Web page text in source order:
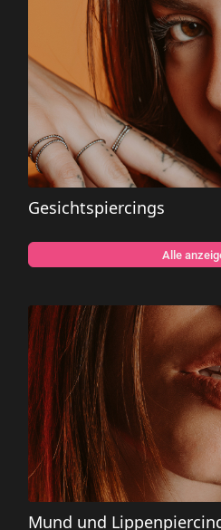
Gesichtspiercings
Alle
Mund und